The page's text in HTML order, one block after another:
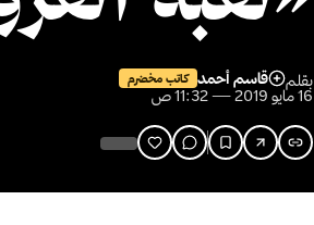
بقلم قاسم أحمد كاتب مخضرم
16 مايو 2019 — 11:32 ص